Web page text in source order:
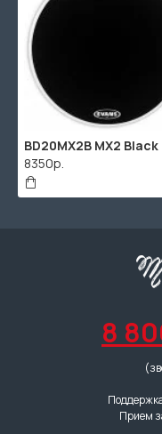
8350р.
8
Прием